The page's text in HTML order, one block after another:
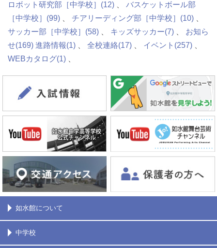
ロボット研究部［中学校］ (12)
バスケットボール部
［中学校］ (99) チアリーディング部［中学校］ (10)
サッカー部［中学校］ (58) キッズサッカー(7)
お知ら
せ(169) 進路情報(1) 全校連絡(17) イベント (257)
WEBカタログ(1)
如水館について
中学校